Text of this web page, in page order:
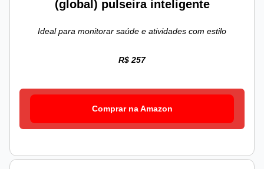
(global) pulseira inteligente
Ideal para monitorar saúde e atividades com estilo
R$ 257
Comprar na Amazon